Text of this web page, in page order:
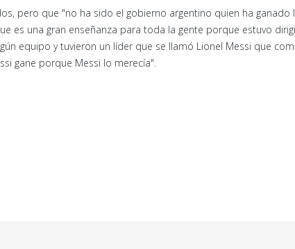
pero que "no ha sido el gobierno argentino quien ha ganado
es una gran enseñanza para toda la gente porque estuvo
equipo y tuvieron un líder que se llamó Lionel Messi que
gane porque Messi lo merecía".